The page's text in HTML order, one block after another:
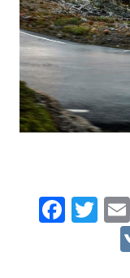
F T
w
itt